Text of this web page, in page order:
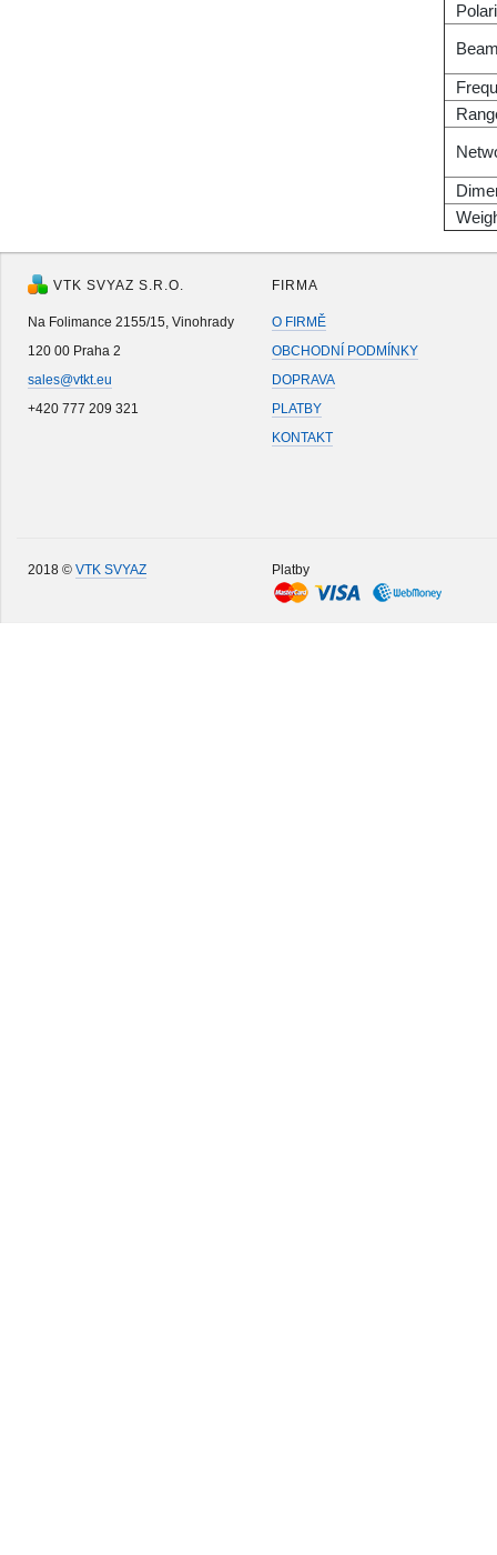
VTK SVYAZ S.R.O.
Na Folimance 2155/15, Vinohrady
120 00 Praha 2
sales@vtkt.eu
+420 777 209 321
FIRMA
O FIRMĚ
OBCHODNÍ PODMÍNKY
DOPRAVA
PLATBY
KONTAKT
2018 © VTK SVYAZ Platby